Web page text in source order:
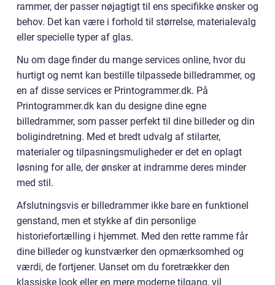
rammer, der passer nøjagtigt til ens specifikke ønsker og
behov. Det kan være i forhold til størrelse, materialevalg
eller specielle typer af glas.
Nu om dage finder du mange services online, hvor du
hurtigt og nemt kan bestille tilpassede billedrammer, og
en af disse services er Printogrammer.dk. På
Printogrammer.dk kan du designe dine egne
billedrammer, som passer perfekt til dine billeder og din
boligindretning. Med et bredt udvalg af stilarter,
materialer og tilpasningsmuligheder er det en oplagt
løsning for alle, der ønsker at indramme deres minder
med stil.
Afslutningsvis er billedrammer ikke bare en funktionel
genstand, men et stykke af din personlige
historiefortælling i hjemmet. Med den rette ramme får
dine billeder og kunstværker den opmærksomhed og
værdi, de fortjener. Uanset om du foretrækker den
klassiske look eller en mere moderne tilgang, vil